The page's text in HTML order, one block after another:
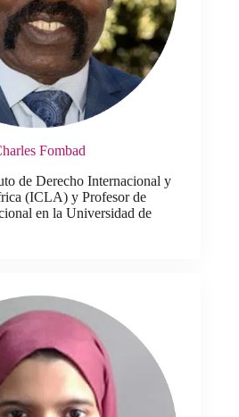
Fombad
de Derecho Internacional y
(ICLA) y Profesor de
en la Universidad de